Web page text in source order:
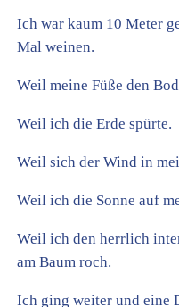
Ich war kaum 10 Meter
Mal weinen.
Weil meine Füße den
Weil ich die Erde spürte.
Weil sich der Wind in
Weil ich die Sonne auf
Weil ich den herrlich
am Baum roch.
Ich ging weiter und eine